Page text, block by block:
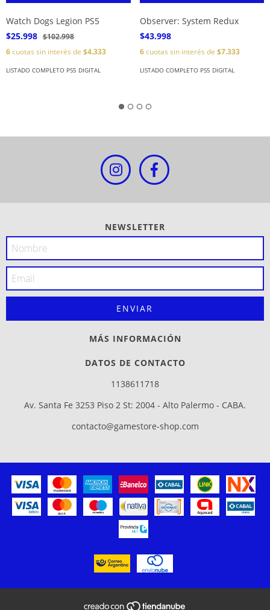
Watch Dogs Legion PS5
$25.998 $102.998
6cuotas sin interés de $4.333
LISTADO COMPLETO PS5 DIGITAL
Observer: System Redux
$43.998
6cuotas sin interés de $7.333
LISTADO COMPLETO PS5 DIGITAL
NEWSLETTER
MÁS INFORMACIÓN
DATOS DE CONTACTO
1138611718
Av. Santa Fe 3253 Piso 2 St: 2004 - Alto Palermo - CABA.
contacto@gamestore-shop.com